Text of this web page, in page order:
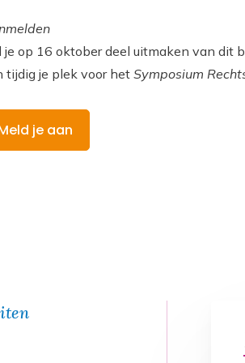
je op 16 oktober deel uitmaken van dit
tijdig je plek voor het Symposium
je aan